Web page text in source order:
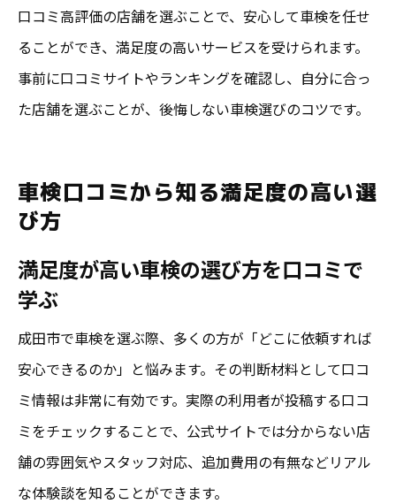
口コミ高評価の店舗を選ぶことで、安心して車検を任せ
ることができ、満足度の高いサービスを受けられます。
事前に口コミサイトやランキングを確認し、自分に合っ
た店舗を選ぶことが、後悔しない車検選びのコツです。
車検口コミから知る満足度の高い選
び方
満足度が高い車検の選び方を口コミで
学ぶ
成田市で車検を選ぶ際、多くの方が「どこに依頼すれば
安心できるのか」と悩みます。その判断材料として口コ
ミ情報は非常に有効です。実際の利用者が投稿する口コ
ミをチェックすることで、公式サイトでは分からない店
舗の雰囲気やスタッフ対応、追加費用の有無などリアル
な体験談を知ることができます。